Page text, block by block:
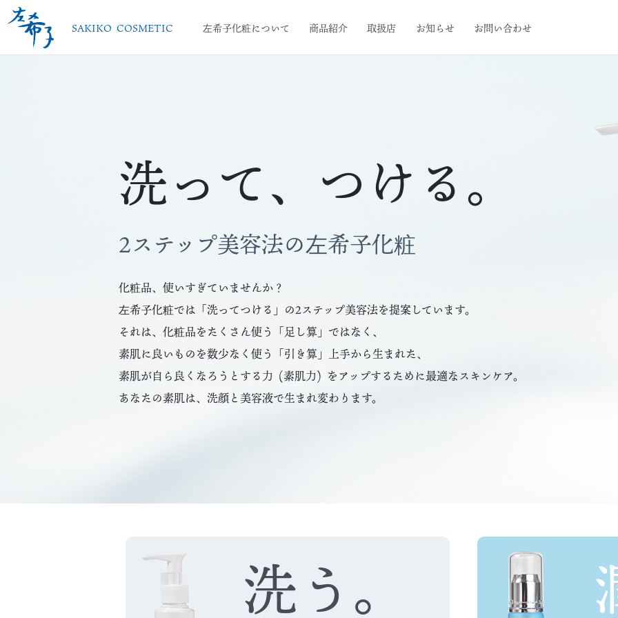
SAKIKO COSMETIC 左希子化粧について 商品紹介 取扱店 お知らせ お問い合わせ
洗って、つける。
2ステップ美容法の左希子化粧
化粧品、使いすぎていませんか？
左希子化粧では「洗ってつける」の2ステップ美容法を提案しています。
それは、化粧品をたくさん使う「足し算」ではなく、
素肌に良いものを数少なく使う「引き算」上手から生まれた、
素肌が自ら良くなろうとする力 (素肌力) をアップするために最適なスキンケア。
あなたの素肌は、洗顔と美容液で生まれ変わります。
洗う。